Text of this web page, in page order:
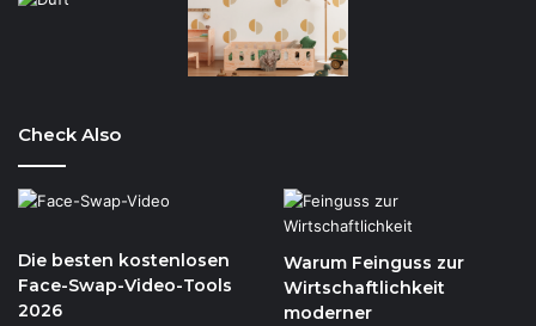
Check Also
Die besten kostenlosen
Face-Swap-Video-Tools
2026
Warum Feinguss zur
Wirtschaftlichkeit
moderner